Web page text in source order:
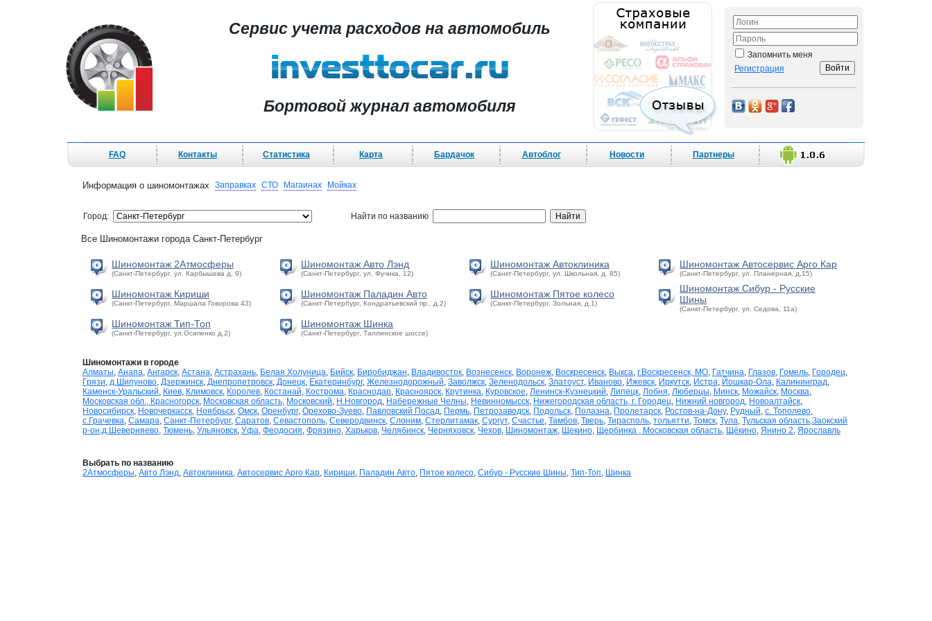
Сервис учета расходов на автомобиль
Бортовой журнал автомобиля
Запомнить меня
Регистрация
FAQ Контакты Статистика Карта Бардачок Автоблог Новости Партнеры
Информация о шиномонтажах Заправках СТО Магаинах Мойках
Город: Найти по названию
Все Шиномонтажи города Санкт-Петербург
Шиномонтаж 2Атмосферы
(Санкт-Петербург, ул. Карбышева д. 9)
Шиномонтаж Авто Лэнд
(Санкт-Петербург, ул. Фучика, 12)
Шиномонтаж Автоклиника
(Санкт-Петербург, ул. Школьная, д. 85)
Шиномонтаж Автосервис Арго Кар
(Санкт-Петербург, ул. Планерная, д,15)
Шиномонтаж Кириши
(Санкт-Петербург, Маршала Говорова 43)
Шиномонтаж Паладин Авто
(Санкт-Петербург, Кондратьевский пр., д.2)
Шиномонтаж Пятое колесо
(Санкт-Петербург, Зольная, д.1)
Шиномонтаж Сибур - Русские
Шины
(Санкт-Петербург, ул. Седова, 11а)
Шиномонтаж Тип-Топ
(Санкт-Петербург, ул.Осипенко д.2)
Шиномонтаж Шинка
(Санкт-Петербург, Таллинское шоссе)
Шиномонтажи в городе
Алматы, Анапа, Ангарск, Астана, Астрахань, Белая Холуница, Бийск, Биробиджан, Владивосток, Вознесенск, Воронеж, Воскресенск, Выкса, г.Воскресенск, МО, Гатчина, Глазов, Гомель, Городец,
Грязи, д.Шипуново, Дзержинск, Днепропетровск, Донецк, Екатеринбург, Железнодорожный, Заволжск, Зеленодольск, Златоуст, Иваново, Ижевск, Иркутск, Истра, Йошкар-Ола, Калининград,
Каменск-Уральский, Киев, Климовск, Королев, Костанай, Кострома, Краснодар, Красноярск, Крутинка, Куровское, Ленинск-Кузнецкий, Липецк, Лобня, Люберцы, Минск, Можайск, Москва,
Московская обл., Красногорск, Московская область, Московский, Н.Новгород, Набережные Челны, Невинномысск, Нижегородская область, г. Городец, Нижний новгород, Новоалтайск,
Новосибирск, Новочеркасск, Ноябрьск, Омск, Оренбург, Орехово-Зуево, Павловский Посад, Пермь, Петрозаводск, Подольск, Полазна, Пролетарск, Ростов-на-Дону, Рудный, с. Тополево,
с.Грачевка, Самара, Санкт-Петербург, Саратов, Севастополь, Северодвинск, Слоним, Стерлитамак, Сургут, Счастье, Тамбов, Тверь, Тирасполь, тольятти, Томск, Тула, Тульская область,Заокский
р-он,д.Шеверняево, Тюмень, Ульяновск, Уфа, Феодосия, Фрязино, Харьков, Челябинск, Черняховск, Чехов, Шиномонтаж, Щекино, Щербинка , Московская область, Щёкино, Янино 2, Ярославль
Выбрать по названию
2Атмосферы, Авто Лэнд, Автоклиника, Автосервис Арго Кар, Кириши, Паладин Авто, Пятое колесо, Сибур - Русские Шины, Тип-Топ, Шинка